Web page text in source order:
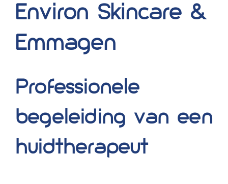
Over ons
Afspraak maken
Environ Skincare &
Emmagen
Professionele
begeleiding van een
huidtherapeut